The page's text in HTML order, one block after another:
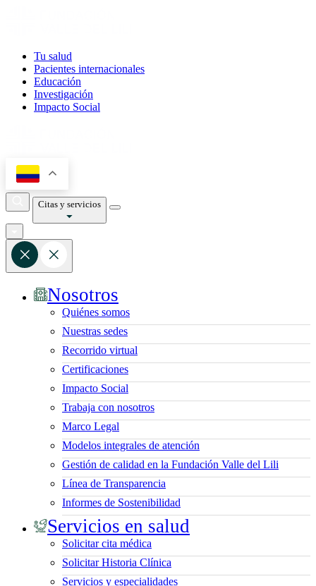
Tu salud
Pacientes internacionales
Educación
Investigación
Impacto Social
Citas y servicios
Nosotros
Quiénes somos
Nuestras sedes
Recorrido virtual
Certificaciones
Impacto Social
Trabaja con nosotros
Marco Legal
Modelos integrales de atención
Gestión de calidad en la Fundación Valle del Lili
Línea de Transparencia
Informes de Sostenibilidad
Servicios en salud
Solicitar cita médica
Solicitar Historia Clínica
Servicios y especialidades